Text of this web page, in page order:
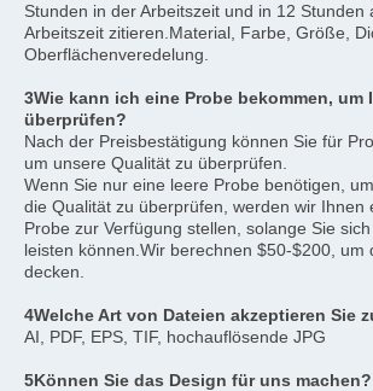
Stunden in der Arbeitszeit und in 12 Stunden
Arbeitszeit zitieren.Material, Farbe, Größe,
Oberflächenveredelung.
3Wie kann ich eine Probe bekommen, um
überprüfen?
Nach der Preisbestätigung können Sie für
um unsere Qualität zu überprüfen.
Wenn Sie nur eine leere Probe benötigen,
die Qualität zu überprüfen, werden wir Ihnen
Probe zur Verfügung stellen, solange Sie
leisten können.Wir berechnen $50-$200, um
decken.
4Welche Art von Dateien akzeptieren Sie
AI, PDF, EPS, TIF, hochauflösende JPG
5Können Sie das Design für uns machen?